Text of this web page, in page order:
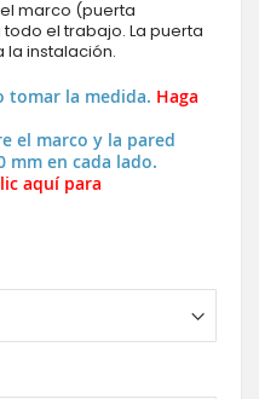
marco (puerta
el trabajo. La puerta
instalación.
tomar la medida. Haga
el marco y la pared
mm en cada lado.
aquí para